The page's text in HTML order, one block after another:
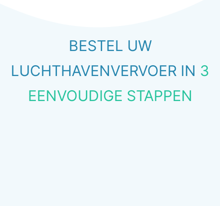
BESTEL UW
LUCHTHAVENVERVOER IN 3
EENVOUDIGE STAPPEN